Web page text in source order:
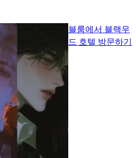
블룸에서 블랙우
드 호텔 방문하기